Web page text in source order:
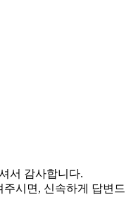
서 감사합니다.
시면, 신속하게 답변드